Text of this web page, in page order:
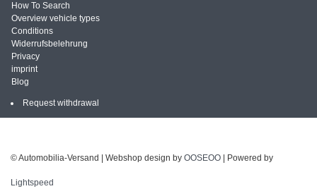
How To Search
Overview vehicle types
Conditions
Widerrufsbelehrung
Privacy
imprint
Blog
Request withdrawal
© Automobilia-Versand | Webshop design by OOSEOO | Powered by
Lightspeed